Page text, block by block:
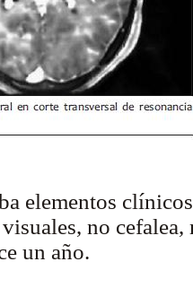
elementos
no
un año.